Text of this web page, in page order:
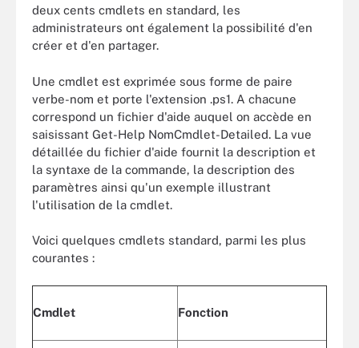
deux cents cmdlets en standard, les
administrateurs ont également la possibilité d'en
créer et d'en partager.
Une cmdlet est exprimée sous forme de paire
verbe-nom et porte l'extension .ps1. A chacune
correspond un fichier d'aide auquel on accède en
saisissant Get-Help NomCmdlet-Detailed. La vue
détaillée du fichier d'aide fournit la description et
la syntaxe de la commande, la description des
paramètres ainsi qu'un exemple illustrant
l'utilisation de la cmdlet.
Voici quelques cmdlets standard, parmi les plus
courantes :
Cmdlet Fonction